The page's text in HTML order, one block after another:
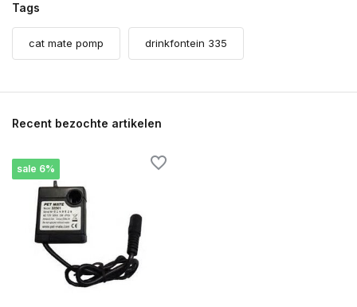
Tags
cat mate pomp drinkfontein 335
Recent bezochte artikelen
sale 6%